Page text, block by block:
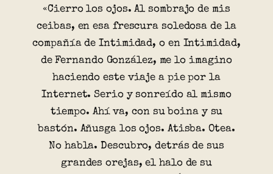
«Cierro los ojos. Al sombrajo de mis
ceibas, en esa frescura soledosa de la
compañía de Intimidad, o en Intimidad,
de Fernando González, me lo imagino
haciendo este viaje a pie por la
Internet. Serio y sonreído al mismo
tiempo. Ahí va, con su boina y su
bastón. Añusga los ojos. Atisba. Otea.
No habla. Descubro, detrás de sus
grandes orejas, el halo de su